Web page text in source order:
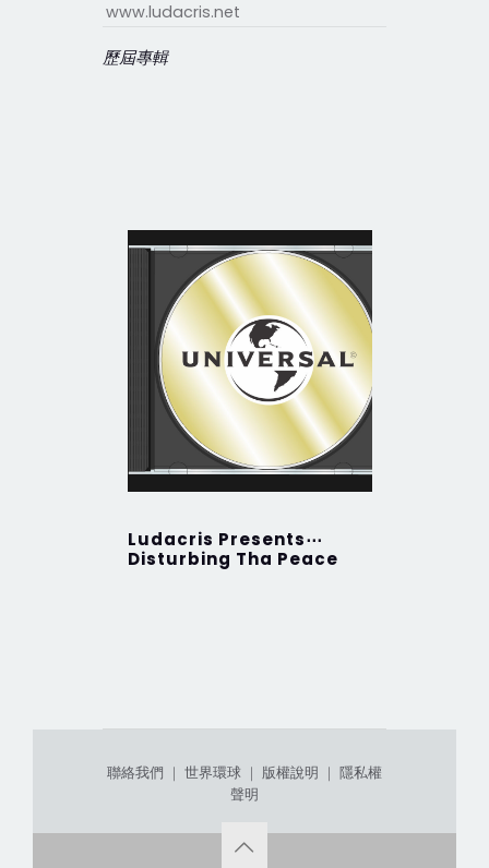
www.ludacris.net
歷屆專輯
Ludacris Presents⋯
Disturbing Tha Peace
聯絡我們 ｜ 世界環球 ｜ 版權說明 ｜ 隱私權
聲明